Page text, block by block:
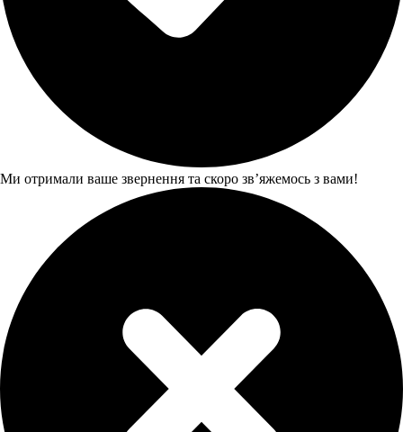
Ми отримали ваше звернення та скоро звʼяжемось з вами!